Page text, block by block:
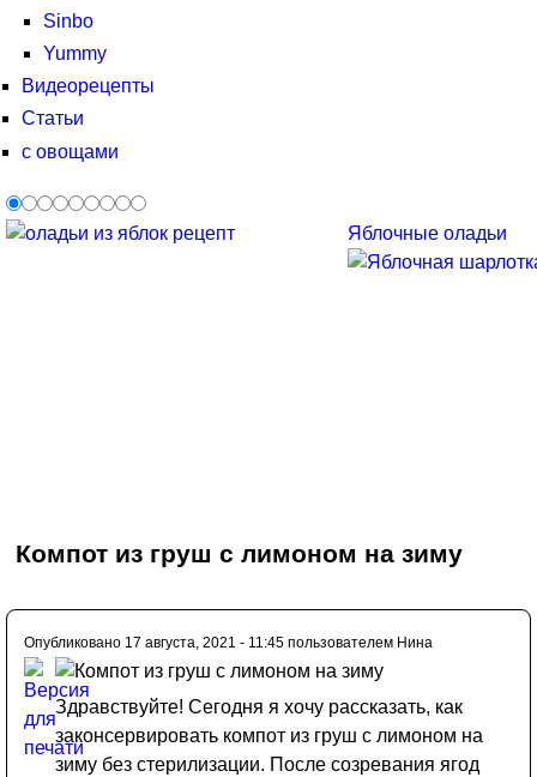
Sinbo
Yummy
Видеорецепты
Статьи
с овощами
Яблочные оладьи
Компот из груш с лимоном на зиму
Опубликовано 17 августа, 2021 - 11:45 пользователем Нина
Здравствуйте! Сегодня я хочу рассказать, как
законсервировать компот из груш с лимоном на
зиму без стерилизации. После созревания ягод